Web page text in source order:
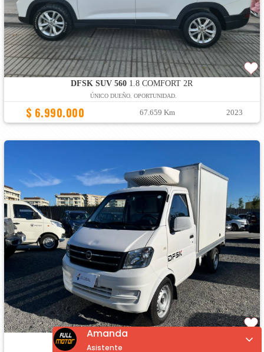
DFSK SUV 560 1.8 COMFORT 2R
ÚNICO DUEÑO. OPORTUNIDAD.
$ 6.990.000 67.659 Km 2023
DFSK TRUCKREFRITRUCK C21 1.3 MT
Amanda
Asistente